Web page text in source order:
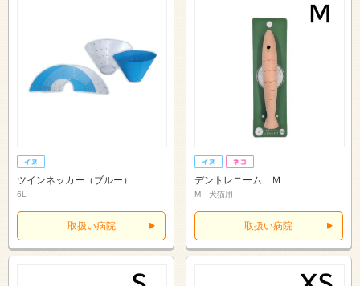
ツインネッカー（ブルー）
6L
取扱い病院
デントレニーム Ｍ
M 犬猫用
取扱い病院